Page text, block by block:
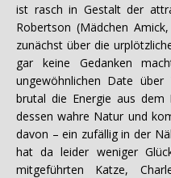
ist rasch in Gestalt der
Robertson (Mädchen Amick,
zunächst über die
gar keine Gedanken
ungewöhnlichen Date
brutal die Energie aus dem
dessen wahre Natur und
davon – ein zufällig in der
hat da leider weniger
mitgeführten Katze,